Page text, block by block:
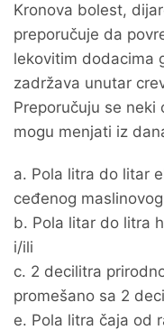
Kronova bolest,
preporučuje da
lekovitim dodacima
zadržava unutar
Preporučuju se
mogu menjati iz
a. Pola litra do litar
ceđenog
b. Pola litar do litra
i/ili
c. 2 decilitra
promešano sa 2
e. Pola litra čaja od